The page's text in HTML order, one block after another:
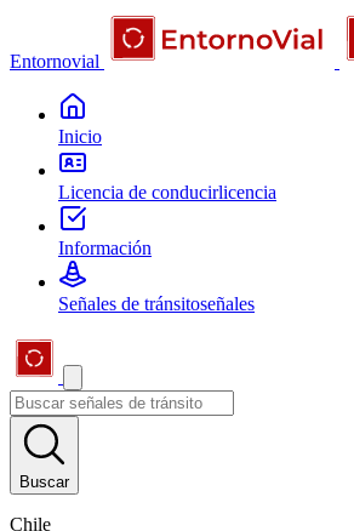
Entornovial
Inicio
Licencia de conducirlicencia
Información
Señales de tránsitoseñales
Buscar
Chile